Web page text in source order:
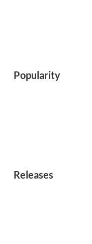
Popularity
Releases